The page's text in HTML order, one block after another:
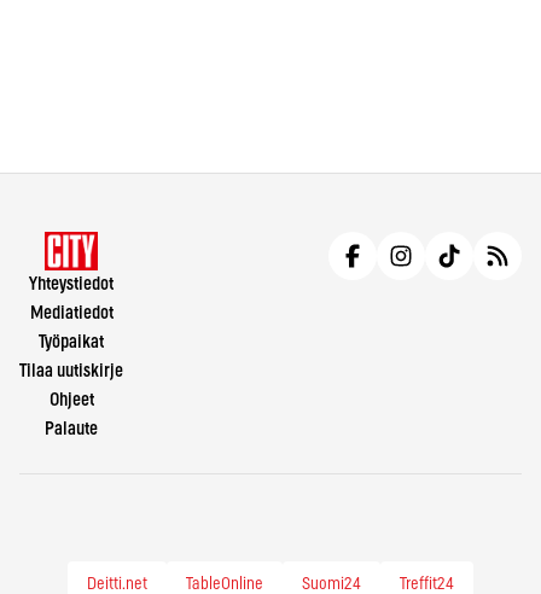
Yhteystiedot
Mediatiedot
Työpaikat
Tilaa uutiskirje
Ohjeet
Palaute
Deitti.net TableOnline Suomi24 Treffit24